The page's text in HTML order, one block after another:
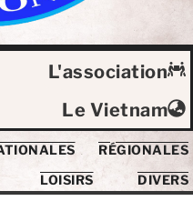
L'association
Le Vietnam
RÉGIONALES
LOISIRS DIVERS